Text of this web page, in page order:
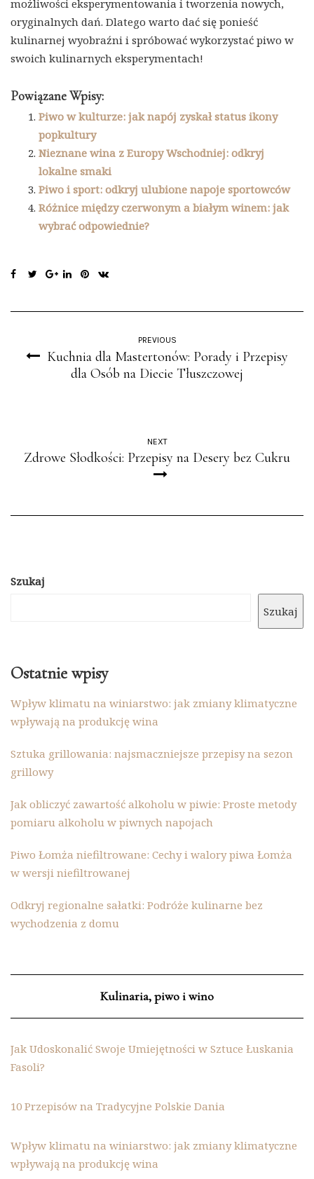
możliwości eksperymentowania i tworzenia nowych,
oryginalnych dań. Dlatego warto dać się ponieść
kulinarnej wyobraźni i spróbować wykorzystać piwo w
swoich kulinarnych eksperymentach!
Powiązane Wpisy:
Piwo w kulturze: jak napój zyskał status ikony
popkultury
Nieznane wina z Europy Wschodniej: odkryj
lokalne smaki
Piwo i sport: odkryj ulubione napoje sportowców
Różnice między czerwonym a białym winem: jak
wybrać odpowiednie?
PREVIOUS
Kuchnia dla Mastertonów: Porady i Przepisy
dla Osób na Diecie Tłuszczowej
NEXT
Zdrowe Słodkości: Przepisy na Desery bez Cukru
Szukaj
Szukaj
Ostatnie wpisy
Wpływ klimatu na winiarstwo: jak zmiany klimatyczne
wpływają na produkcję wina
Sztuka grillowania: najsmaczniejsze przepisy na sezon
grillowy
Jak obliczyć zawartość alkoholu w piwie: Proste metody
pomiaru alkoholu w piwnych napojach
Piwo Łomża niefiltrowane: Cechy i walory piwa Łomża
w wersji niefiltrowanej
Odkryj regionalne sałatki: Podróże kulinarne bez
wychodzenia z domu
Kulinaria, piwo i wino
Jak Udoskonalić Swoje Umiejętności w Sztuce Łuskania
Fasoli?
10 Przepisów na Tradycyjne Polskie Dania
Wpływ klimatu na winiarstwo: jak zmiany klimatyczne
wpływają na produkcję wina